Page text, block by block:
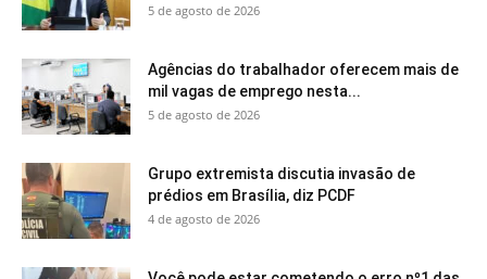
5 de agosto de 2026
Agências do trabalhador oferecem mais de
mil vagas de emprego nesta...
5 de agosto de 2026
Grupo extremista discutia invasão de
prédios em Brasília, diz PCDF
4 de agosto de 2026